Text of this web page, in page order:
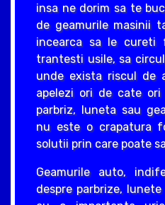
insa ne dorim sa te
de geamurile masinii
incearca sa le cureti
trantesti usile, sa
unde exista riscul de
apelezi ori de cate
parbriz, luneta sau
nu este o crapatura
solutii prin care poate
Geamurile auto,
despre parbrize,